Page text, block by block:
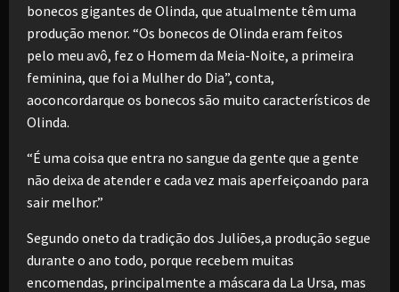
bonecos gigantes de Olinda, que atualmente têm uma
produção menor. “Os bonecos de Olinda eram feitos
pelo meu avô, fez o Homem da Meia-Noite, a primeira
feminina, que foi a Mulher do Dia”, conta,
aoconcordarque os bonecos são muito característicos de
Olinda.
“É uma coisa que entra no sangue da gente que a gente
não deixa de atender e cada vez mais aperfeiçoando para
sair melhor.”
Segundo oneto da tradição dos Juliōes,a produção segue
durante o ano todo, porque recebem muitas
encomendas, principalmente a máscara da La Ursa, mas